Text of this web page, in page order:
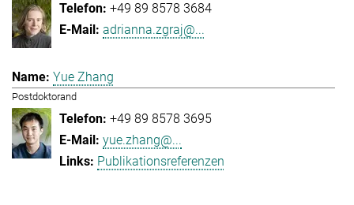
+49 89 8578 3684
adrianna.zgraj@...
Yue Zhang
Postdoktorand
+49 89 8578 3695
yue.zhang@...
Publikationsreferenzen